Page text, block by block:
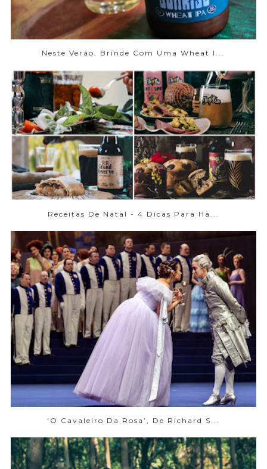
Neste Verão, Brinde Com Uma Wheat I...
Receitas De Natal - 4 Dicas Para Ha...
‘O Cavaleiro Da Rosa’, De Richard S...